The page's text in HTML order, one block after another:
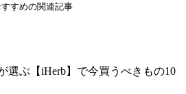
すすめの関連記事
選ぶ【iHerb】で今買うべきもの10